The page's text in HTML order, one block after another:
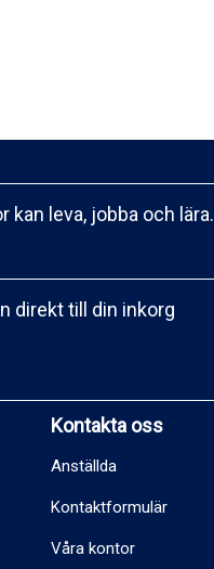
kan leva, jobba och lära.
direkt till din inkorg
Kontakta oss
Anställda
Kontaktformulär
Våra kontor